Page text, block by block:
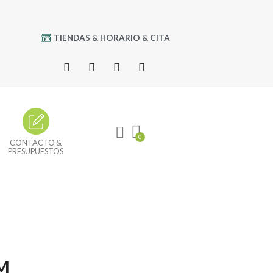
TIENDAS & HORARIO & CITA
CONTACTO &
PRESUPUESTOS